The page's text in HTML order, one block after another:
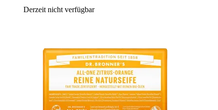
Derzeit nicht verfügbar